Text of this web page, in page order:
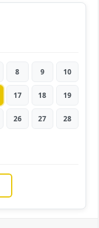
8 9 10
17 18 19
26 27 28